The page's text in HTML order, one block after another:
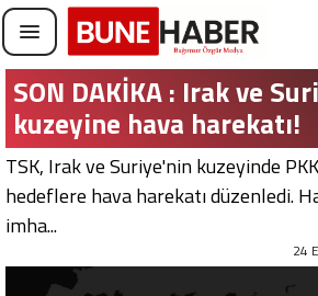
SON DAKİKA : Irak ve
kuzeyine hava harekatı!
TSK, Irak ve Suriye'nin kuzeyinde
hedeflere hava harekatı düzenledi.
imha...
24